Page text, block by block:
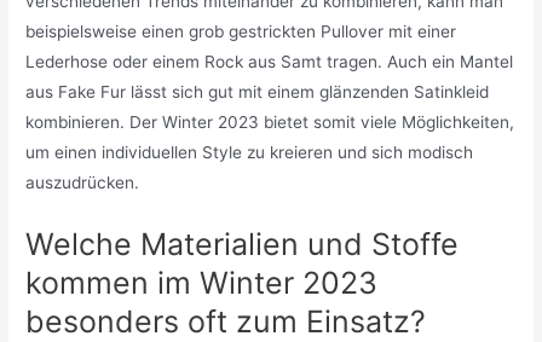
beispielsweise einen grob gestrickten Pullover mit einer
Lederhose oder einem Rock aus Samt tragen. Auch ein Mantel
aus Fake Fur lässt sich gut mit einem glänzenden Satinkleid
kombinieren. Der Winter 2023 bietet somit viele Möglichkeiten,
um einen individuellen Style zu kreieren und sich modisch
auszudrücken.
Welche Materialien und Stoffe
kommen im Winter 2023
besonders oft zum Einsatz?